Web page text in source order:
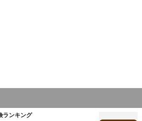
ランキング